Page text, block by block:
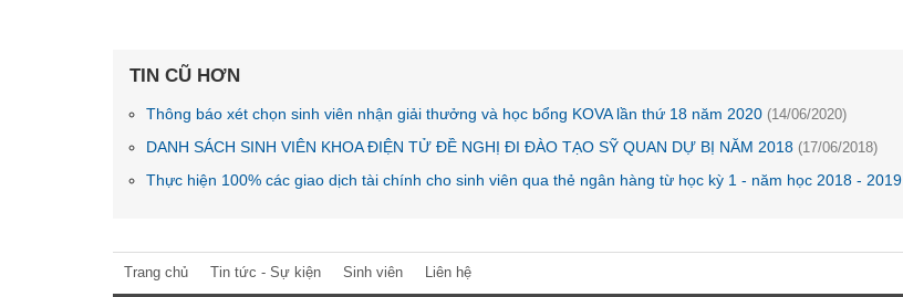
TIN CŨ HƠN
Thông báo xét chọn sinh viên nhận giải thưởng và học bổng KOVA lần thứ 18 năm 2020 (14/06/2020)
DANH SÁCH SINH VIÊN KHOA ĐIỆN TỬ ĐỀ NGHỊ ĐI ĐÀO TẠO SỸ QUAN DỰ BỊ NĂM 2018 (17/06/2018)
Thực hiện 100% các giao dịch tài chính cho sinh viên qua thẻ ngân hàng từ học kỳ 1 - năm học 2018 - 2019
Trang chủ Tin tức - Sự kiện Sinh viên Liên hệ